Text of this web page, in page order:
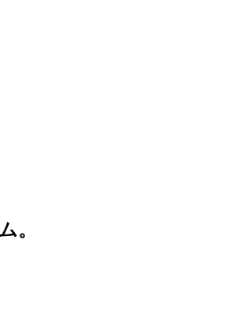
。